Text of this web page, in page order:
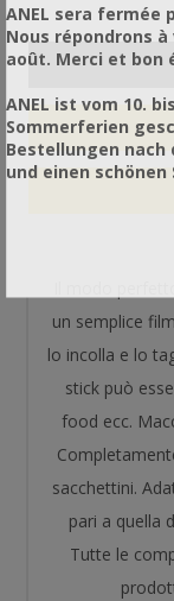
un semplice
lo incolla e lo
stick può
food ecc.
sacchettini.
pari a quella
Tutte le
ANEL sera fermée
Nous répondrons
août. Merci et bon
ANEL ist vom 10.
Sommerferien
Bestellungen nach
und einen schönen